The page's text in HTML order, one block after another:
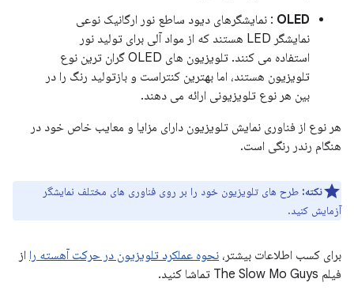
OLED : نمایشگرهای دیود ساطع نور ارگانیک نوعی
نمایشگر LED هستند که از مواد آلی برای تولید نور
استفاده می کنند. تلویزیون های OLED گران ترین نوع
تلویزیون هستند، اما بهترین کنتراست و بازتولید رنگ را در
بین هر نوع تلویزیونی ارائه می دهند.
هر نوع از فناوری نمایش تلویزیون دارای مزایا و معایب خاص خود در
هنگام رندر رنگی است.
نکته: طرح های تلویزیون خود را بر روی فناوری های مختلف نمایشگر
آزمایش کنید.
برای کسب اطلاعات بیشتر، نحوه عملکرد تلویزیون در حرکت آهسته را از
فیلم The Slow Mo Guys تماشا کنید.